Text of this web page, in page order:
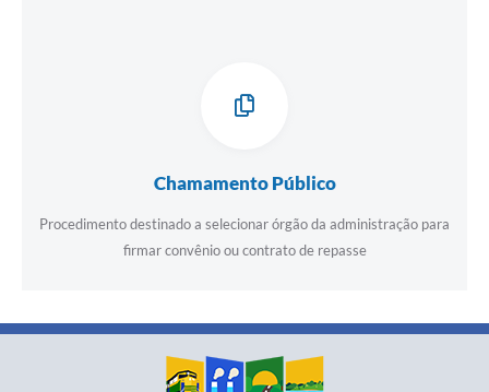
Chamamento Público
Procedimento destinado a selecionar órgão da administração para
firmar convênio ou contrato de repasse